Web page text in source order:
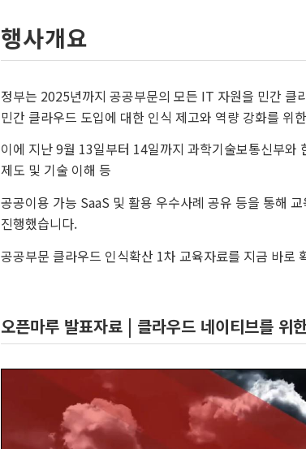
행사개요
정부는 2025년까지 공공부문의 모든 IT 자원을 민간 클
민간 클라우드 도입에 대한 인식 제고와 역량 강화를 위
이에 지난 9월 13일부터 14일까지 과학기술보통신부
제도 및 기술 이해 등
공공이용 가능 SaaS 및 활용 우수사례 공유 등을 통해
진행했습니다.
공공부문 클라우드 인식확산 1차 교육자료를 지금 바로
오픈마루 발표자료 | 클라우드 네이티브를 위